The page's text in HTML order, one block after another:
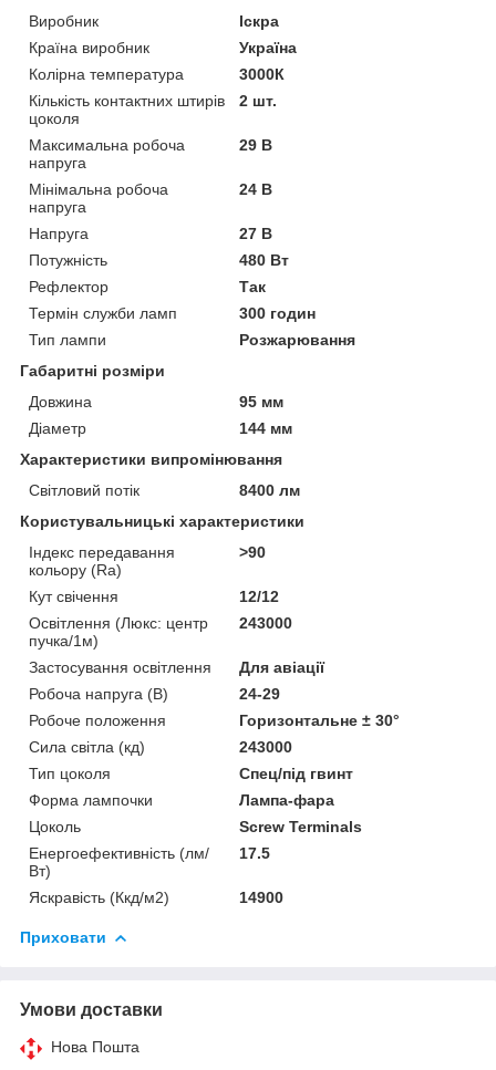
Виробник
Іскра
Країна виробник
Україна
Колірна температура
3000К
Кількість контактних штирів
цоколя
2 шт.
Максимальна робоча
напруга
29 В
Мінімальна робоча
напруга
24 В
Напруга
27 В
Потужність
480 Вт
Рефлектор
Так
Термін служби ламп
300 годин
Тип лампи
Розжарювання
Габаритні розміри
Довжина
95 мм
Діаметр
144 мм
Характеристики випромінювання
Світловий потік
8400 лм
Користувальницькі характеристики
Індекс передавання
кольору (Ra)
>90
Кут свічення
12/12
Освітлення (Люкс: центр
пучка/1м)
243000
Застосування освітлення
Для авіації
Робоча напруга (В)
24-29
Робоче положення
Горизонтальне ± 30°
Сила світла (кд)
243000
Тип цоколя
Спец/під гвинт
Форма лампочки
Лампа-фара
Цоколь
Screw Terminals
Енергоефективність (лм/
Вт)
17.5
Яскравість (Ккд/м2) 14900
Приховати
Умови доставки
Нова Пошта